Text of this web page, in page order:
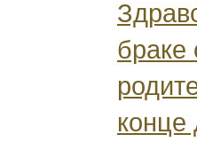
браке
конце